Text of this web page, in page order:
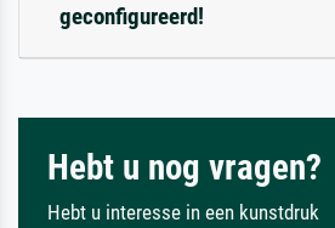
geconfigureerd!
Hebt u nog vragen?
Hebt u interesse in een kunstdruk